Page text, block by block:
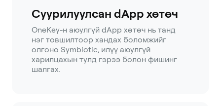
Суурилуулсан dApp хөтөч
OneKey-н аюулгүй dApp хөтөч нь танд
нэг товшилтоор хандах боломжийг
олгоно Symbiotic, илүү аюулгүй
харилцахын тулд гэрээ болон фишинг
шалгах.